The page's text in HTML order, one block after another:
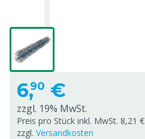
6,90 €
zzgl. 19% MwSt.
Preis pro Stück inkl. MwSt. 8,21 €
zzgl. Versandkosten